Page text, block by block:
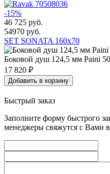
-15%
46 725 руб.
54970 руб.
SET SONATA 160x70
Боковой душ 124,5 мм Paini
17 820 ₽
Добавить в корзину
Быстрый заказ
Заполните форму быстрого
менеджеры свяжутся с Вами